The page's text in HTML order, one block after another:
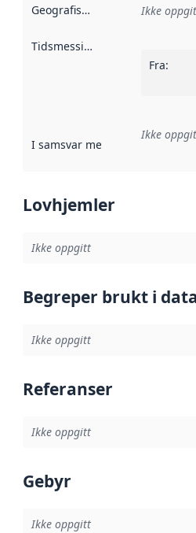
Geografisk avgrensning :
Ikke
Tidsmessig avgrensning
Fra:
I samsvar med Referanse til
Ikke
Lovhjemler
Ikke oppgitt
Begreper brukt i
Ikke oppgitt
Referanser
Ikke oppgitt
Gebyr
Ikke oppgitt